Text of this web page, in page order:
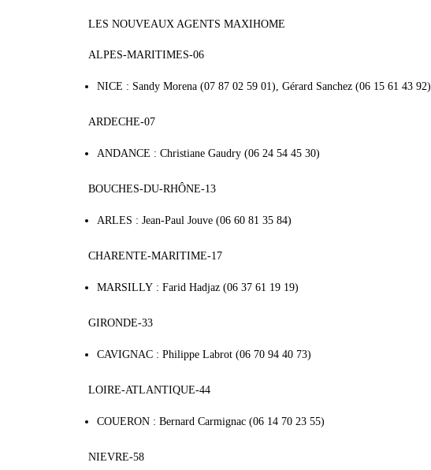
LES NOUVEAUX AGENTS MAXIHOME
ALPES-MARITIMES-06
NICE : Sandy Morena (07 87 02 59 01), Gérard Sanchez (06 15 61 43 92)
ARDECHE-07
ANDANCE : Christiane Gaudry (06 24 54 45 30)
BOUCHES-DU-RHÔNE-13
ARLES : Jean-Paul Jouve (06 60 81 35 84)
CHARENTE-MARITIME-17
MARSILLY : Farid Hadjaz (06 37 61 19 19)
GIRONDE-33
CAVIGNAC : Philippe Labrot (06 70 94 40 73)
LOIRE-ATLANTIQUE-44
COUERON : Bernard Carmignac (06 14 70 23 55)
NIEVRE-58